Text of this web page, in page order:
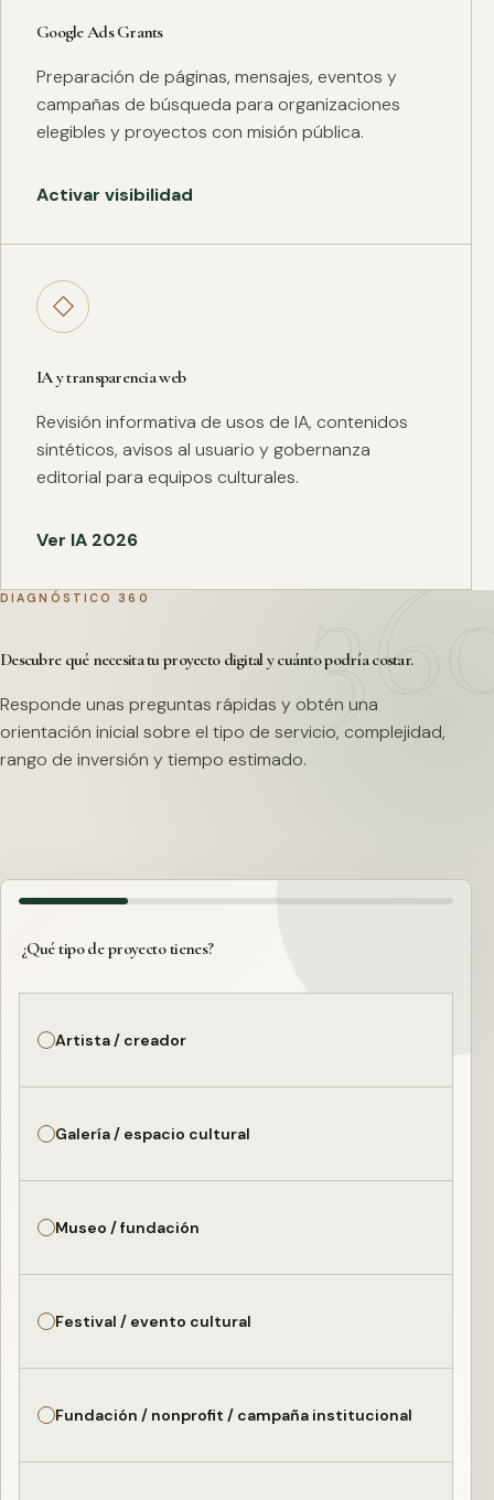
Google Ads Grants
Preparación de páginas, mensajes, eventos y
campañas de búsqueda para organizaciones
elegibles y proyectos con misión pública.
Activar visibilidad
◇
IA y transparencia web
Revisión informativa de usos de IA, contenidos
sintéticos, avisos al usuario y gobernanza
editorial para equipos culturales.
Ver IA 2026
DIAGNÓSTICO 360
Descubre qué necesita tu proyecto digital y cuánto podría costar.
Responde unas preguntas rápidas y obtén una
orientación inicial sobre el tipo de servicio, complejidad,
rango de inversión y tiempo estimado.
¿Qué tipo de proyecto tienes?
Artista / creador
Galería / espacio cultural
Museo / fundación
Festival / evento cultural
Fundación / nonprofit / campaña institucional